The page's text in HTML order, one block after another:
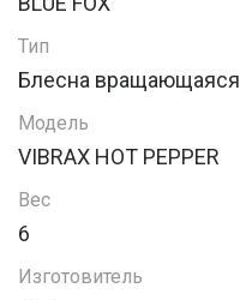
Тип
Блесна вращающаяся
Модель
VIBRAX HOT PEPPER
Вес
6
Изготовитель